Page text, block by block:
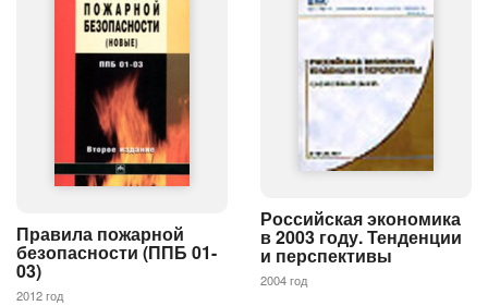
Правила пожарной
безопасности (ППБ 01-
03)
2012 год
Российская экономика
в 2003 году. Тенденции
и перспективы
2004 год